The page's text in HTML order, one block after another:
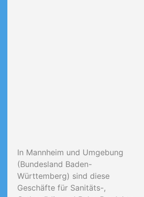
In Mannheim und Umgebung
(Bundesland Baden-
Württemberg) sind diese
Geschäfte für Sanitäts-,